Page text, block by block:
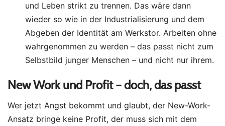
und Leben strikt zu trennen. Das wäre dann
wieder so wie in der Industrialisierung und dem
Abgeben der Identität am Werkstor. Arbeiten ohne
wahrgenommen zu werden – das passt nicht zum
Selbstbild junger Menschen – und nicht nur ihrem.
New Work und Profit – doch, das passt
Wer jetzt Angst bekommt und glaubt, der New-Work-
Ansatz bringe keine Profit, der muss sich mit dem